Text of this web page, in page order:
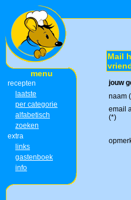
menu
recepten
laatste
per categorie
alfabetisch
zoeken
extra
links
gastenboek
info
Mail
jouw
naam
email
(*)